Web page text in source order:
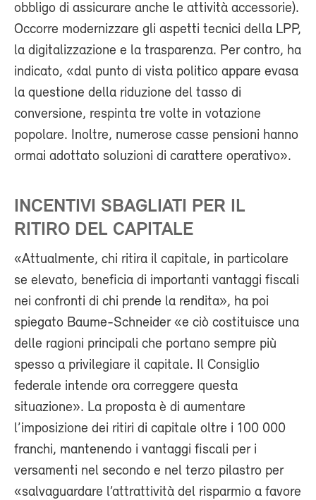
obbligo di assicurare anche le attività accessorie).
Occorre modernizzare gli aspetti tecnici della LPP,
la digitalizzazione e la trasparenza. Per contro, ha
indicato, «dal punto di vista politico appare evasa
la questione della riduzione del tasso di
conversione, respinta tre volte in votazione
popolare. Inoltre, numerose casse pensioni hanno
ormai adottato soluzioni di carattere operativo».
INCENTIVI SBAGLIATI PER IL
RITIRO DEL CAPITALE
«Attualmente, chi ritira il capitale, in particolare
se elevato, beneficia di importanti vantaggi fiscali
nei confronti di chi prende la rendita», ha poi
spiegato Baume-Schneider «e ciò costituisce una
delle ragioni principali che portano sempre più
spesso a privilegiare il capitale. Il Consiglio
federale intende ora correggere questa
situazione». La proposta è di aumentare
l’imposizione dei ritiri di capitale oltre i 100 000
franchi, mantenendo i vantaggi fiscali per i
versamenti nel secondo e nel terzo pilastro per
«salvaguardare l’attrattività del risparmio a favore